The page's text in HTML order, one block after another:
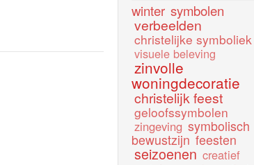
winter symbolen
verbeelden
christelijke symboliek
visuele beleving
zinvolle
woningdecoratie
christelijk feest
geloofssymbolen
zingeving symbolisch
bewustzijn feesten
seizoenen creatief